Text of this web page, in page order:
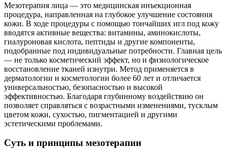
Мезотерапия лица — это медицинская инъекционная
процедура, направленная на глубокое улучшение состояния
кожи. В ходе процедуры с помощью тончайших игл под кожу
вводятся активные вещества: витамины, аминокислоты,
гиалуроновая кислота, пептиды и другие компоненты,
подобранные под индивидуальные потребности. Главная цель
— не только косметический эффект, но и физиологическое
восстановление тканей изнутри. Метод применяется в
дерматологии и косметологии более 60 лет и отличается
универсальностью, безопасностью и высокой
эффективностью. Благодаря глубинному воздействию он
позволяет справляться с возрастными изменениями, тусклым
цветом кожи, сухостью, пигментацией и другими
эстетическими проблемами.
Суть и принципы мезотерапии